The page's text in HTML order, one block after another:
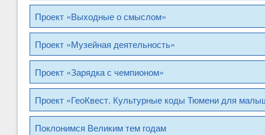
Проект «Выходные о смыслом»
Проект «Музейная деятельность»
Проект «Зарядка с чемпионом»
Проект «ГеоКвест. Культурные коды Тюмени для
Поклонимся Великим тем годам